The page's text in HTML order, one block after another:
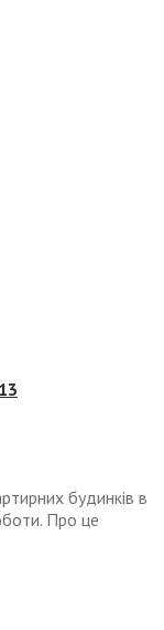
будинків в
Про це